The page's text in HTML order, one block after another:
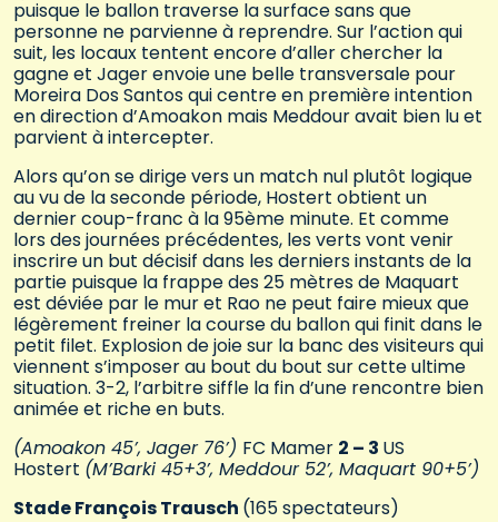
puisque le ballon traverse la surface sans que
personne ne parvienne à reprendre. Sur l’action qui
suit, les locaux tentent encore d’aller chercher la
gagne et Jager envoie une belle transversale pour
Moreira Dos Santos qui centre en première intention
en direction d’Amoakon mais Meddour avait bien lu et
parvient à intercepter.
Alors qu’on se dirige vers un match nul plutôt logique
au vu de la seconde période, Hostert obtient un
dernier coup-franc à la 95ème minute. Et comme
lors des journées précédentes, les verts vont venir
inscrire un but décisif dans les derniers instants de la
partie puisque la frappe des 25 mètres de Maquart
est déviée par le mur et Rao ne peut faire mieux que
légèrement freiner la course du ballon qui finit dans le
petit filet. Explosion de joie sur la banc des visiteurs qui
viennent s’imposer au bout du bout sur cette ultime
situation. 3-2, l’arbitre siffle la fin d’une rencontre bien
animée et riche en buts.
(Amoakon 45’, Jager 76’) FC Mamer 2 – 3 US
Hostert (M’Barki 45+3’, Meddour 52’, Maquart 90+5’)
Stade François Trausch (165 spectateurs)